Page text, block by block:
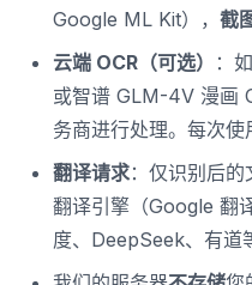
Google ML Kit）， 截
云端 OCR（可选）
：
或智谱 GLM-4V 漫画
务商进行处理。每次使
翻译请求：仅识别后
翻译引擎（Google
度、DeepSeek、有道